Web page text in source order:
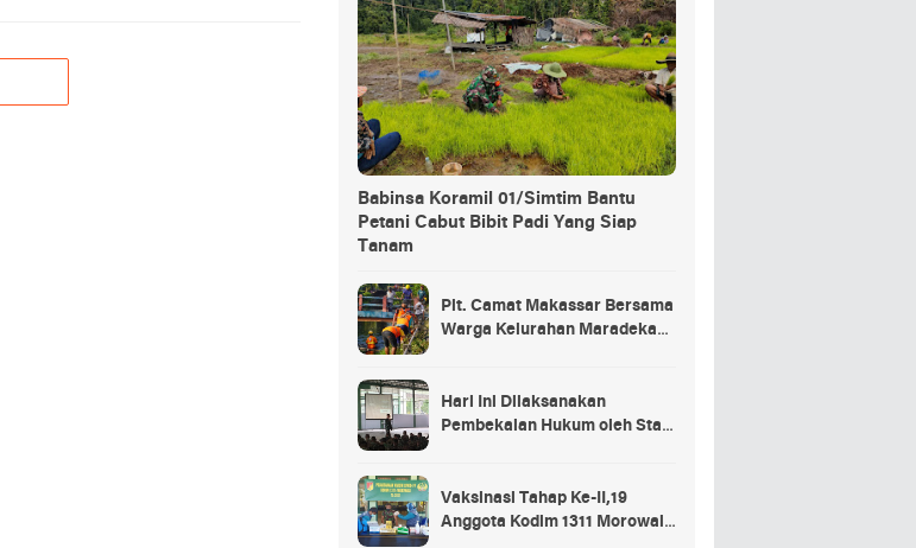
Babinsa Koramil 01/Simtim Bantu
Petani Cabut Bibit Padi Yang Siap
Tanam
Plt. Camat Makassar Bersama
Warga Kelurahan Maradekaya
Hari Ini Dilaksanakan
Pembekalan Hukum oleh Staf
Kostrad
Vaksinasi Tahap Ke-II,19
Anggota Kodim 1311 Morowali